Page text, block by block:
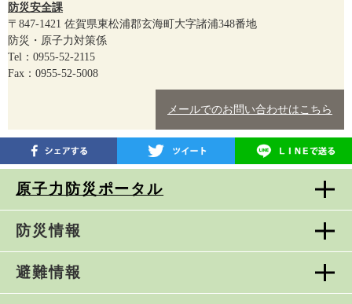
原子力防災ポータル
防災情報
避難情報
防災安全課
〒847-1421 佐賀県東松浦郡玄海町大字諸浦348番地
防災・原子力対策係
Tel：0955-52-2115
Fax：0955-52-5008
メールでのお問い合わせはこちら